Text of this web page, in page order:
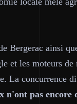
Bergerac ainsi
et les moteurs
La concurrence
n'ont pas